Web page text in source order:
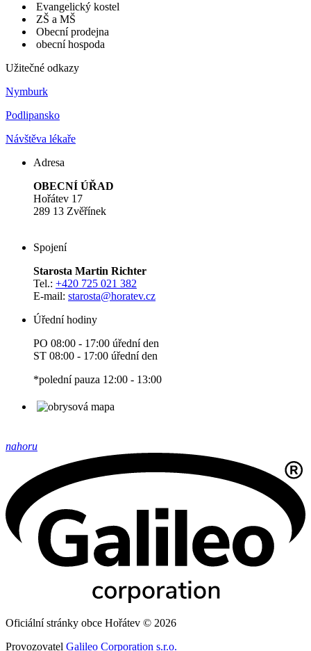
Evangelický kostel
ZŠ a MŠ
Obecní prodejna
obecní hospoda
Užitečné odkazy
Nymburk
Podlipansko
Návštěva lékaře
Adresa
OBECNÍ ÚŘAD
Hořátev 17
289 13 Zvěřínek
Spojení
Starosta Martin Richter
Tel.: +420 725 021 382
E-mail: starosta@horatev.cz
Úřední hodiny
PO 08:00 - 17:00 úřední den
ST 08:00 - 17:00 úřední den
*polední pauza 12:00 - 13:00
nahoru
Oficiální stránky obce Hořátev © 2026
Provozovatel Galileo Corporation s.r.o.